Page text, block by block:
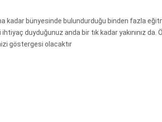
kadar bünyesinde bulundurduğu binden fazla
ihtiyaç duyduğunuz anda bir tık kadar yakınınız
göstergesi olacaktır